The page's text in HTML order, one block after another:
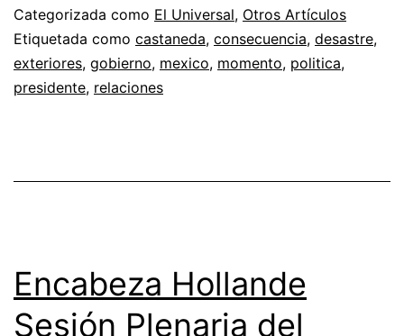
Categorizada como El Universal, Otros Artículos
Etiquetada como castaneda, consecuencia, desastre,
exteriores, gobierno, mexico, momento, politica,
presidente, relaciones
Encabeza Hollande
Sesión Plenaria del